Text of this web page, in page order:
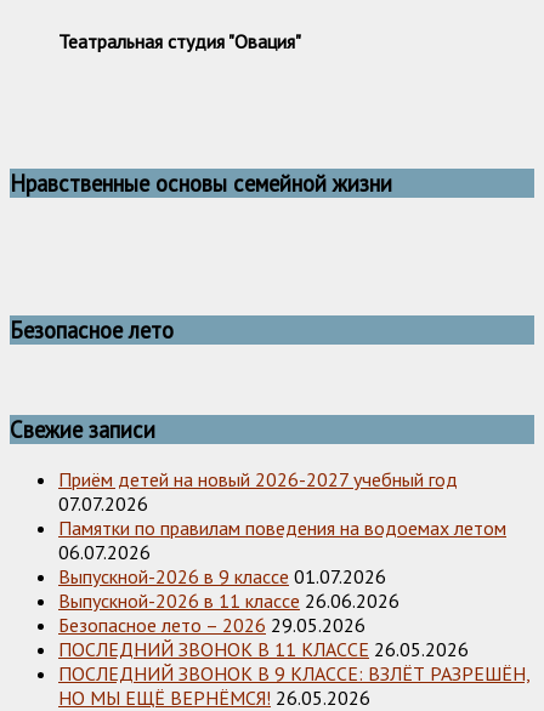
Театральная студия "Овация"
Нравственные основы семейной жизни
Безопасное лето
Свежие записи
Приём детей на новый 2026-2027 учебный год
07.07.2026
Памятки по правилам поведения на водоемах летом
06.07.2026
Выпускной-2026 в 9 классе 01.07.2026
Выпускной-2026 в 11 классе 26.06.2026
Безопасное лето – 2026 29.05.2026
ПОСЛЕДНИЙ ЗВОНОК В 11 КЛАССЕ 26.05.2026
ПОСЛЕДНИЙ ЗВОНОК В 9 КЛАССЕ: ВЗЛЁТ РАЗРЕШЁН,
НО МЫ ЕЩЁ ВЕРНЁМСЯ! 26.05.2026